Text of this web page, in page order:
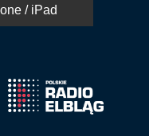
/ iPad